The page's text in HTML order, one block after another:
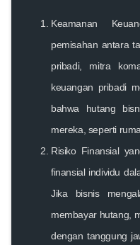
Keamanan
pemisahan antara
pribadi, mitra
keuangan pribadi
bahwa hutang
mereka, seperti
Risiko Finansial
finansial individu
Jika bisnis
membayar hutang,
dengan tanggung